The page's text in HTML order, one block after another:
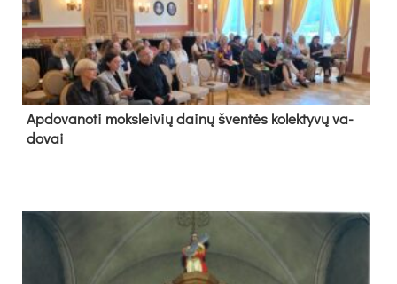
Ap­do­va­no­ti moks­lei­vių dai­nų šven­tės ko­lek­ty­vų va­
do­vai